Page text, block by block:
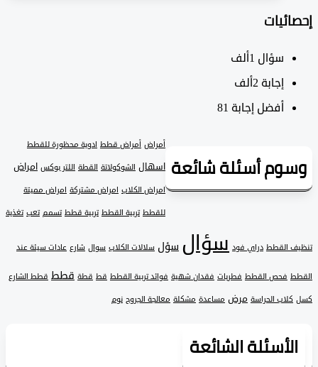
سؤال1ألف
‫إجابة 2ألف
أفضل إجابة 81
أسئلة شائعة
أمراض قطط ادوية محظورة للقطط
اسهال الشوكولاتة القطة اللتر بوكس امراض
امراض الكلاب امراض مشتركة امراض مميتة
تربية القطط تربية قطط تسمم تعب تغذية
القطط دراي فود سؤالسؤل سلالات الكلاب سوال شارع عادات سيئة عند
فحص القطط فطريات فقدان شهية فوائد تربية القطط قط قطة قطط قطط الشارع
الحراسة مرض مساعدة مشكلة معالجة الجروح نوم
الشائعة